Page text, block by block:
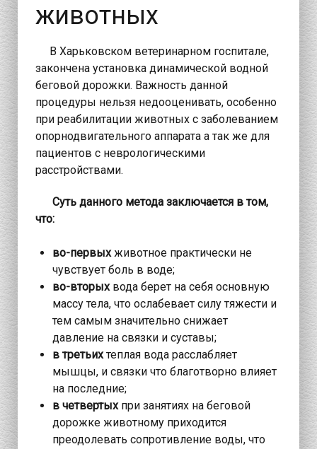
животных
В Харьковском ветеринарном госпитале,
закончена установка динамической водной
беговой дорожки. Важность данной
процедуры нельзя недооценивать, особенно
при реабилитации животных с заболеванием
опорнодвигательного аппарата а так же для
пациентов с неврологическими
расстройствами.
Суть данного метода заключается в том,
что:
во-первыхживотное практически не
чувствует боль в воде;
во-вторыхвода берет на себя основную
массу тела, что ослабевает силу тяжести и
тем самым значительно снижает
давление на связки и суставы;
в третьихтеплая вода расслабляет
мышцы, и связки что благотворно влияет
на последние;
в четвертыхпри занятиях на беговой
дорожке животному приходится
преодолевать сопротивление воды, что